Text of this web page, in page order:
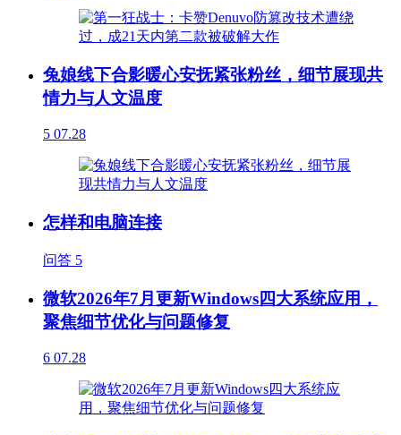
兔娘线下合影暖心安抚紧张粉丝，细节展现共
情力与人文温度
5 07.28
怎样和电脑连接
问答 5
微软2026年7月更新Windows四大系统应用，
聚焦细节优化与问题修复
6 07.28